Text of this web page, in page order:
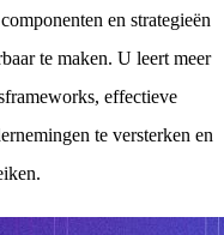
en strategieën
te maken. U leert meer
effectieve
te versterken en